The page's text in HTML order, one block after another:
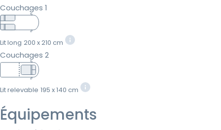
Couchages 1
Lit long 200 x 210 cm
Couchages 2
Lit relevable 195 x 140 cm
Équipements